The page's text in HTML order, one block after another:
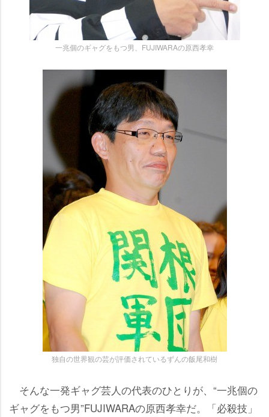
一兆個のギャグをもつ男、FUJIWARAの原西孝幸
独自の世界観の芸が評価されているずんの飯尾和樹
そんな一発ギャグ芸人の代表のひとりが、“一兆個の
ギャグをもつ男”FUJIWARAの原西孝幸だ。「必殺技」